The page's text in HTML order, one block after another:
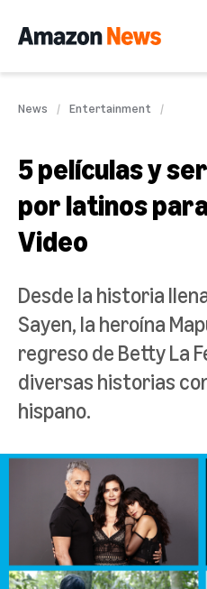
News Entertainment
5 películas y
por latinos
Video
Desde la historia
Sayen, la heroína
regreso de Betty La
diversas historias
hispano.